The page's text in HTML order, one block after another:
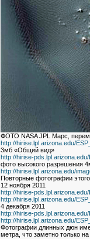
ФОТО NASA JPL Марс,
http://hirise.lpl.arizona.edu/
3мб «Общий вид»
http://hirise-
фото высокого разрешения
http://hirise.lpl.arizona.edu/
Повторные фотографии
12 ноября 2011
http://hirise-
http://hirise.lpl.arizona.edu/
4 декабря 2011
http://hirise-
http://hirise.lpl.arizona.edu/
Фотографии длинных дюн
метра, что заметно только